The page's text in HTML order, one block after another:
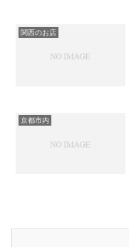
関西のお店
京都市内